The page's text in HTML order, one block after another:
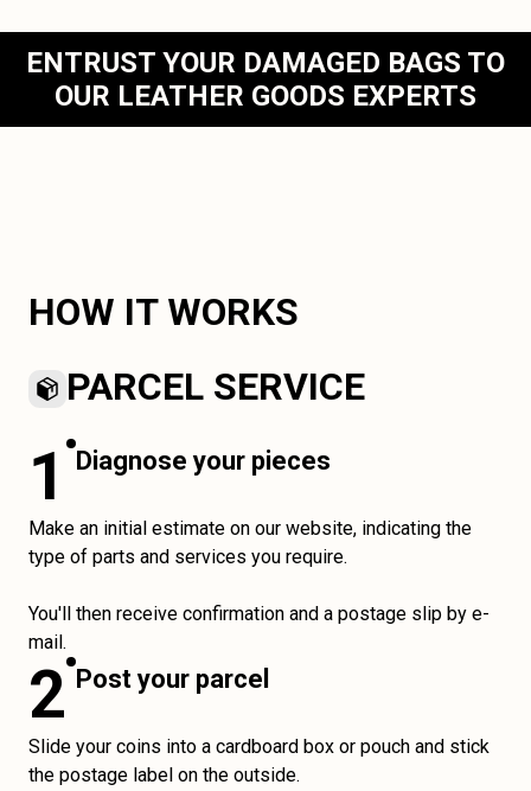
ENTRUST YOUR DAMAGED BAGS TO
OUR LEATHER GOODS EXPERTS
HOW IT WORKS
PARCEL SERVICE
1 Diagnose your pieces
Make an initial estimate on our website, indicating the
type of parts and services you require.
You'll then receive confirmation and a postage slip by e-
mail.
2 Post your parcel
Slide your coins into a cardboard box or pouch and stick
the postage label on the outside.